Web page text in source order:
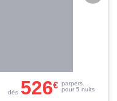
dès 526€ parpers.
pour 5 nuits